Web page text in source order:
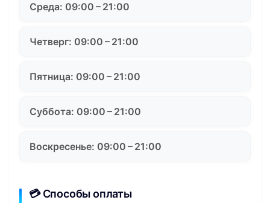
Среда: 09:00 – 21:00
Четверг: 09:00 – 21:00
Пятница: 09:00 – 21:00
Суббота: 09:00 – 21:00
Воскресенье: 09:00 – 21:00
💳 Способы оплаты